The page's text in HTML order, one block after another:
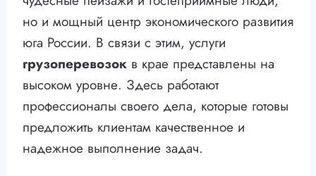
но и мощный центр экономического развития
юга России. В связи с этим, услуги
грузоперевозок в крае представлены на
высоком уровне. Здесь работают
профессионалы своего дела, которые готовы
предложить клиентам качественное и
надежное выполнение задач.